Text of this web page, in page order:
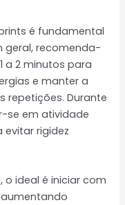
é fundamental
geral, recomenda-
a 2 minutos para
e manter a
repetições. Durante
se em atividade
rigidez
o ideal é iniciar com
aumentando